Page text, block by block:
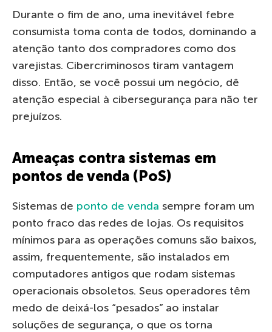
Durante o fim de ano, uma inevitável febre
consumista toma conta de todos, dominando a
atenção tanto dos compradores como dos
varejistas. Cibercriminosos tiram vantagem
disso. Então, se você possui um negócio, dê
atenção especial à cibersegurança para não ter
prejuízos.
Ameaças contra sistemas em
pontos de venda (PoS)
Sistemas de ponto de venda sempre foram um
ponto fraco das redes de lojas. Os requisitos
mínimos para as operações comuns são baixos,
assim, frequentemente, são instalados em
computadores antigos que rodam sistemas
operacionais obsoletos. Seus operadores têm
medo de deixá-los “pesados” ao instalar
soluções de segurança, o que os torna